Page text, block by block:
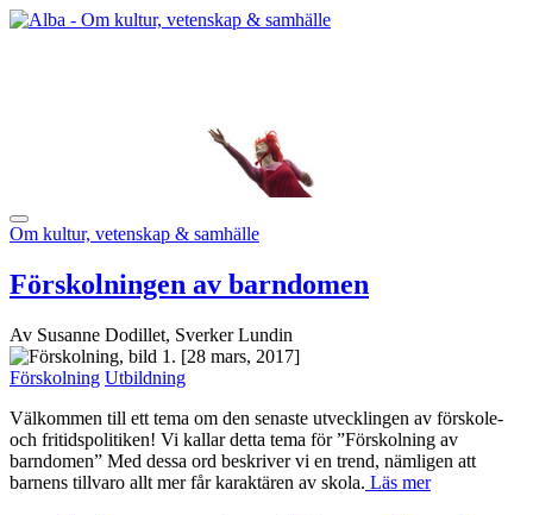
Om kultur, vetenskap & samhälle
Förskolningen av barndomen
Av Susanne Dodillet, Sverker Lundin
[28 mars, 2017]
Förskolning Utbildning
Välkommen till ett tema om den senaste utvecklingen av förskole-
och fritidspolitiken! Vi kallar detta tema för ”Förskolning av
barndomen” Med dessa ord beskriver vi en trend, nämligen att
barnens tillvaro allt mer får karaktären av skola. Läs mer